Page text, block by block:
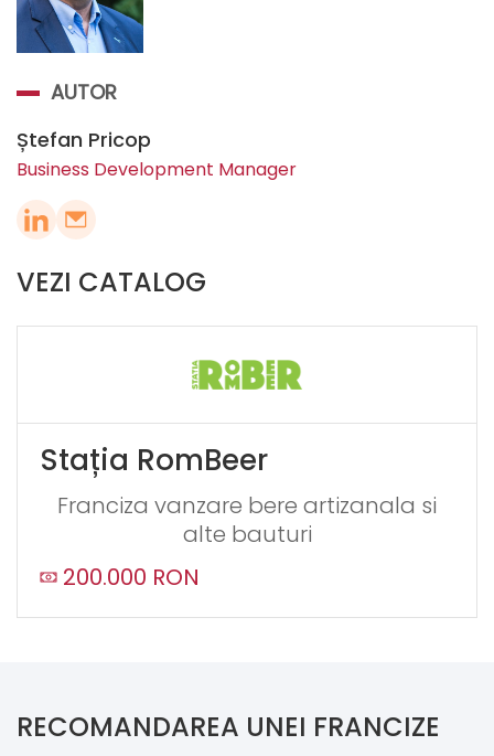
AUTOR
Ștefan Pricop
Business Development Manager
VEZI CATALOG
Stația RomBeer
Franciza vanzare bere artizanala si
alte bauturi
200.000 RON
RECOMANDAREA UNEI FRANCIZE